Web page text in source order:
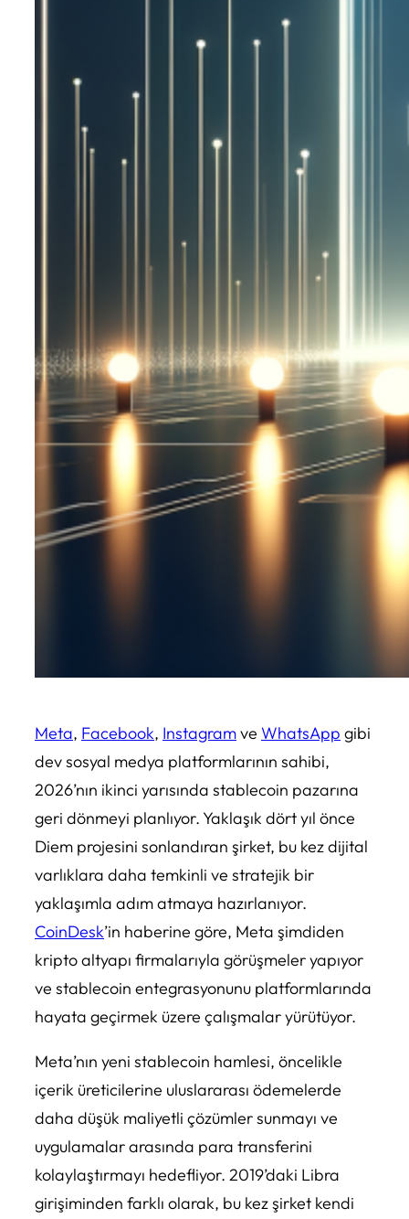
Meta, Facebook, Instagramve WhatsApp gibi
dev sosyal medya platformlarının sahibi,
2026’nın ikinci yarısında stablecoin pazarına
geri dönmeyi planlıyor. Yaklaşık dört yıl önce
Diem projesini sonlandıran şirket, bu kez dijital
varlıklara daha temkinli ve stratejik bir
yaklaşımla adım atmaya hazırlanıyor.
CoinDesk’in haberine göre, Meta şimdiden
kripto altyapı firmalarıyla görüşmeler yapıyor
ve stablecoin entegrasyonunu platformlarında
hayata geçirmek üzere çalışmalar yürütüyor.
Meta’nın yeni stablecoin hamlesi, öncelikle
içerik üreticilerine uluslararası ödemelerde
daha düşük maliyetli çözümler sunmayı ve
uygulamalar arasında para transferini
kolaylaştırmayı hedefliyor. 2019’daki Libra
girişiminden farklı olarak, bu kez şirket kendi